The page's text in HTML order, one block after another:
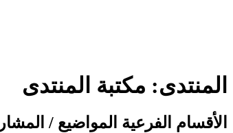
المنتدى: مكتبة المنتدى
الأقسام الفرعية المواضيع /